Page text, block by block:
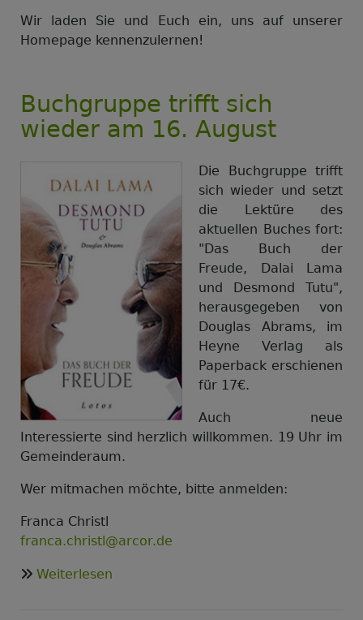
Wir laden Sie und Euch ein, uns auf unserer
Homepage kennenzulernen!
Buchgruppe trifft sich
wieder am 16. August
Die Buchgruppe trifft
sich wieder und setzt
die Lektüre des
aktuellen Buches fort:
"Das Buch der
Freude, Dalai Lama
und Desmond Tutu",
herausgegeben von
Douglas Abrams, im
Heyne Verlag als
Paperback erschienen
für 17€.
Auch neue
Interessierte sind herzlich willkommen. 19 Uhr im
Gemeinderaum.
Wer mitmachen möchte, bitte anmelden:
Franca Christl
franca.christl@arcor.de
Weiterlesen